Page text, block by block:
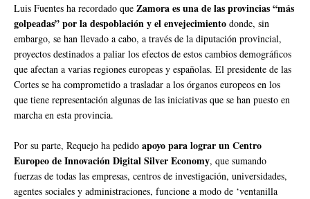
Luis Fuentes ha recordado que Zamora es una de las provincias “más
golpeadas” por la despoblación y el envejecimiento donde, sin
embargo, se han llevado a cabo, a través de la diputación provincial,
proyectos destinados a paliar los efectos de estos cambios demográficos
que afectan a varias regiones europeas y españolas. El presidente de las
Cortes se ha comprometido a trasladar a los órganos europeos en los
que tiene representación algunas de las iniciativas que se han puesto en
marcha en esta provincia.
Por su parte, Requejo ha pedido apoyo para lograr un Centro
Europeo de Innovación Digital Silver Economy, que sumando
fuerzas de todas las empresas, centros de investigación, universidades,
agentes sociales y administraciones, funcione a modo de ‘ventanilla